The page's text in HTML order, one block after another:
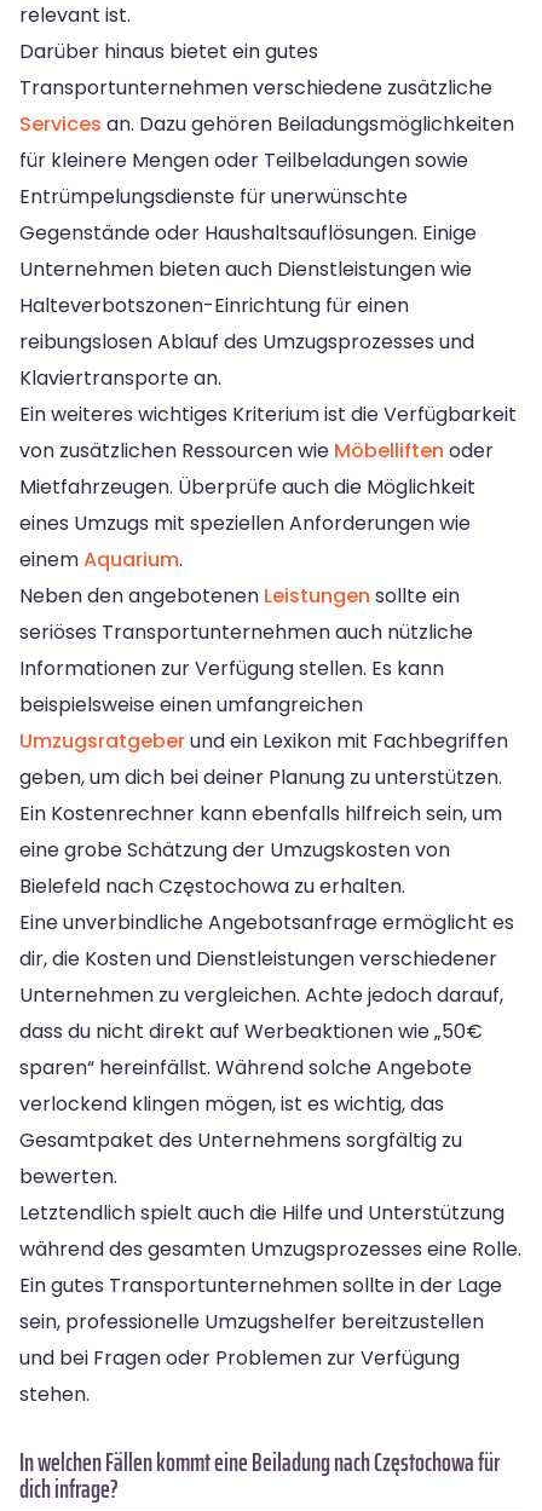
relevant ist.
Darüber hinaus bietet ein gutes
Transportunternehmen verschiedene zusätzliche
Services an. Dazu gehören Beiladungsmöglichkeiten
für kleinere Mengen oder Teilbeladungen sowie
Entrümpelungsdienste für unerwünschte
Gegenstände oder Haushaltsauflösungen. Einige
Unternehmen bieten auch Dienstleistungen wie
Halteverbotszonen-Einrichtung für einen
reibungslosen Ablauf des Umzugsprozesses und
Klaviertransporte an.
Ein weiteres wichtiges Kriterium ist die Verfügbarkeit
von zusätzlichen Ressourcen wie Möbelliften oder
Mietfahrzeugen. Überprüfe auch die Möglichkeit
eines Umzugs mit speziellen Anforderungen wie
einemAquarium.
Neben den angebotenen Leistungen sollte ein
seriöses Transportunternehmen auch nützliche
Informationen zur Verfügung stellen. Es kann
beispielsweise einen umfangreichen
Umzugsratgeberund ein Lexikon mit Fachbegriffen
geben, um dich bei deiner Planung zu unterstützen.
Ein Kostenrechner kann ebenfalls hilfreich sein, um
eine grobe Schätzung der Umzugskosten von
Bielefeld nach Częstochowa zu erhalten.
Eine unverbindliche Angebotsanfrage ermöglicht es
dir, die Kosten und Dienstleistungen verschiedener
Unternehmen zu vergleichen. Achte jedoch darauf,
dass du nicht direkt auf Werbeaktionen wie „50€
sparen“ hereinfällst. Während solche Angebote
verlockend klingen mögen, ist es wichtig, das
Gesamtpaket des Unternehmens sorgfältig zu
bewerten.
Letztendlich spielt auch die Hilfe und Unterstützung
während des gesamten Umzugsprozesses eine Rolle.
Ein gutes Transportunternehmen sollte in der Lage
sein, professionelle Umzugshelfer bereitzustellen
und bei Fragen oder Problemen zur Verfügung
stehen.
In welchen Fällen kommt eine Beiladung nach Częstochowa für
dich infrage?